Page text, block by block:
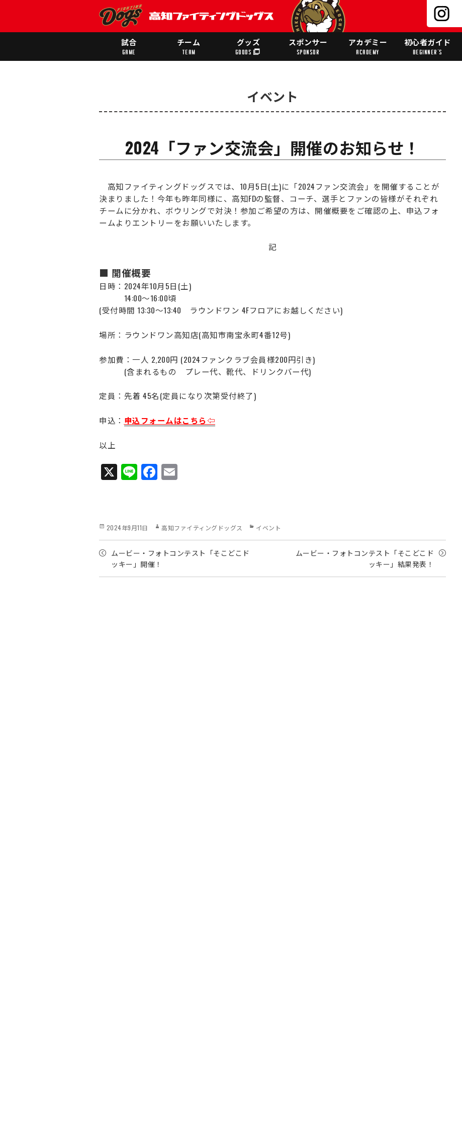
試合
GAME
チーム
TEAM
グッズ
GOODS
スポンサー
SPONSOR
アカデミー
ACADEMY
初心者ガイド
BEGINNER'S
イベント
2024「ファン交流会」開催のお知らせ！
高知ファイティングドッグスでは、10月5日(土)に「2024ファン交流会」を開催することが
決まりました！今年も昨年同様に、高知FDの監督、コーチ、選手とファンの皆様がそれぞれ
チームに分かれ、ボウリングで対決！参加ご希望の方は、開催概要をご確認の上、申込フォ
ームよりエントリーをお願いいたします。
記
■ 開催概要
日時：2024年10月5日(土)
14:00～16:00頃
(受付時間 13:30～13:40 ラウンドワン 4Fフロアにお越しください)
場所：ラウンドワン高知店(高知市南宝永町4番12号)
参加費：一人 2,200円 (2024ファンクラブ会員様200円引き)
(含まれるもの プレー代、靴代、ドリンクバー代)
定員：先着 45名(定員になり次第受付終了)
申込： 申込フォームはこちら⇦
以上
X Li
ne
Fa
ce
ok
Posted
2024年9月11日 Author
高知ファイティングドッグス Categories
イベント
ムービー・フォトコンテスト「そこどこド
ッキー」開催！
ムービー・フォトコンテスト「そこどこド
ッキー」結果発表！